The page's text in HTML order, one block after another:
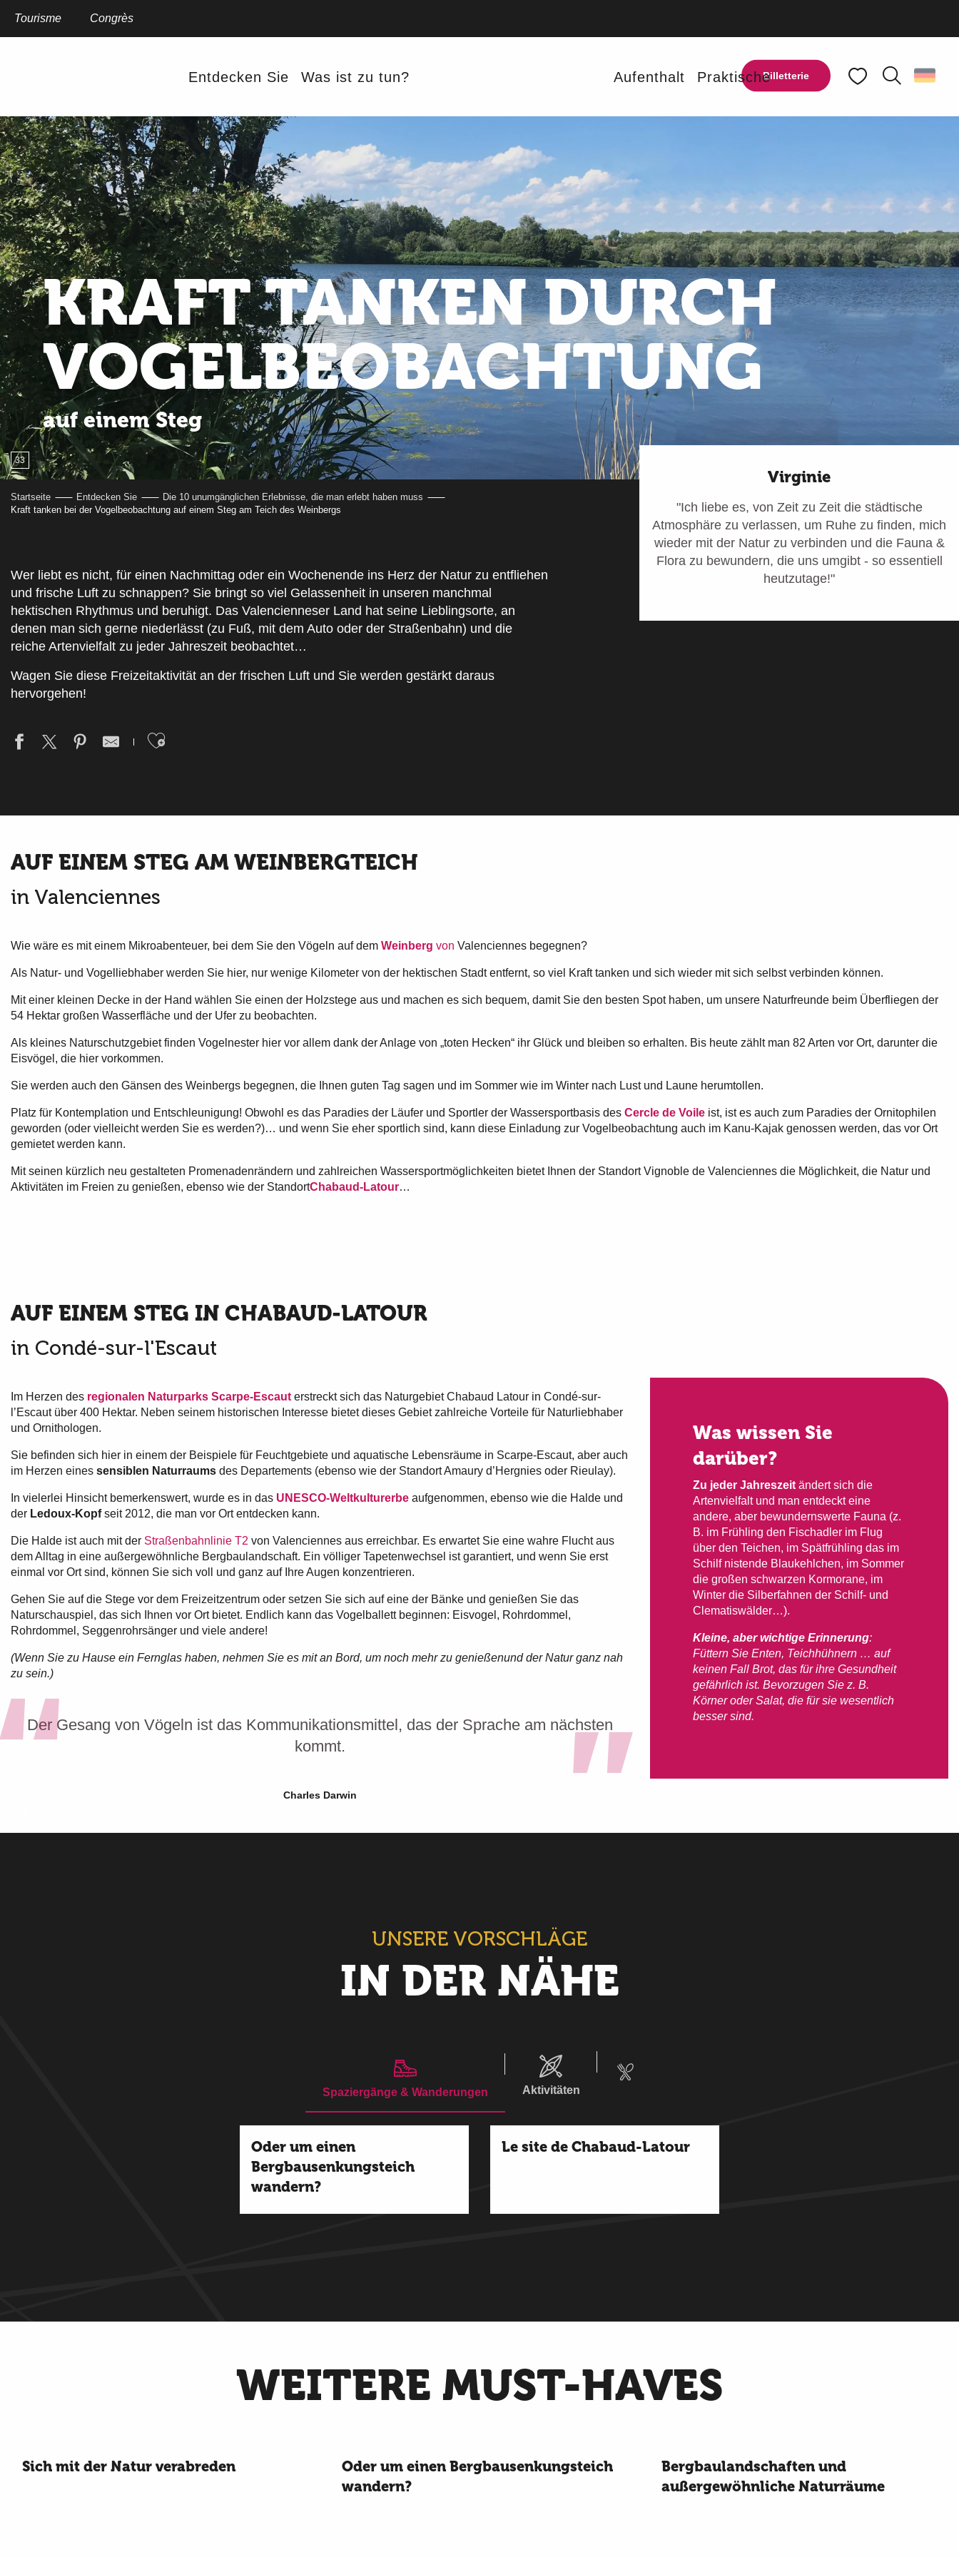
Billetterie
Tourisme Congrès
Entdecken Sie Was ist zu tun? Aufenthalt Praktische
KRAFT TANKEN DURCH
VOGELBEOBACHTUNG
auf einem Steg
33
Startseite Entdecken Sie
Die 10 unumgänglichen Erlebnisse, die man erlebt haben muss
Kraft tanken bei der Vogelbeobachtung auf einem Steg am Teich des Weinbergs
Wer liebt es nicht, für einen Nachmittag oder ein Wochenende ins Herz der Natur zu entfliehen
und frische Luft zu schnappen? Sie bringt so viel Gelassenheit in unseren manchmal
hektischen Rhythmus und beruhigt. Das Valencienneser Land hat seine Lieblingsorte, an
denen man sich gerne niederlässt (zu Fuß, mit dem Auto oder der Straßenbahn) und die
reiche Artenvielfalt zu jeder Jahreszeit beobachtet…
Wagen Sie diese Freizeitaktivität an der frischen Luft und Sie werden gestärkt daraus
hervorgehen!
Ajouter aux favoris
Virginie
"Ich liebe es, von Zeit zu Zeit die städtische
Atmosphäre zu verlassen, um Ruhe zu finden, mich
wieder mit der Natur zu verbinden und die Fauna &
Flora zu bewundern, die uns umgibt - so essentiell
heutzutage!"
AUF EINEM STEG AM WEINBERGTEICH
in Valenciennes
Wie wäre es mit einem Mikroabenteuer, bei dem Sie den Vögeln auf dem Weinberg von Valenciennes begegnen?
Als Natur- und Vogelliebhaber werden Sie hier, nur wenige Kilometer von der hektischen Stadt entfernt, so viel Kraft tanken und sich wieder mit sich selbst verbinden können.
Mit einer kleinen Decke in der Hand wählen Sie einen der Holzstege aus und machen es sich bequem, damit Sie den besten Spot haben, um unsere Naturfreunde beim Überfliegen der
54 Hektar großen Wasserfläche und der Ufer zu beobachten.
Als kleines Naturschutzgebiet finden Vogelnester hier vor allem dank der Anlage von „toten Hecken“ ihr Glück und bleiben so erhalten. Bis heute zählt man 82 Arten vor Ort, darunter die
Eisvögel, die hier vorkommen.
Sie werden auch den Gänsen des Weinbergs begegnen, die Ihnen guten Tag sagen und im Sommer wie im Winter nach Lust und Laune herumtollen.
Platz für Kontemplation und Entschleunigung! Obwohl es das Paradies der Läufer und Sportler der Wassersportbasis des Cercle de Voile ist, ist es auch zum Paradies der Ornitophilen
geworden (oder vielleicht werden Sie es werden?)… und wenn Sie eher sportlich sind, kann diese Einladung zur Vogelbeobachtung auch im Kanu-Kajak genossen werden, das vor Ort
gemietet werden kann.
Mit seinen kürzlich neu gestalteten Promenadenrändern und zahlreichen Wassersportmöglichkeiten bietet Ihnen der Standort Vignoble de Valenciennes die Möglichkeit, die Natur und
Aktivitäten im Freien zu genießen, ebenso wie der StandortChabaud-Latour…
AUF EINEM STEG IN CHABAUD-LATOUR
in Condé-sur-l'Escaut
Im Herzen des regionalen Naturparks Scarpe-Escaut erstreckt sich das Naturgebiet Chabaud Latour in Condé-sur-
l’Escaut über 400 Hektar. Neben seinem historischen Interesse bietet dieses Gebiet zahlreiche Vorteile für Naturliebhaber
und Ornithologen.
Sie befinden sich hier in einem der Beispiele für Feuchtgebiete und aquatische Lebensräume in Scarpe-Escaut, aber auch
im Herzen eines sensiblen Naturraums des Departements (ebenso wie der Standort Amaury d’Hergnies oder Rieulay).
In vielerlei Hinsicht bemerkenswert, wurde es in das UNESCO-Weltkulturerbe aufgenommen, ebenso wie die Halde und
der Ledoux-Kopfseit 2012, die man vor Ort entdecken kann.
Die Halde ist auch mit der Straßenbahnlinie T2 von Valenciennes aus erreichbar. Es erwartet Sie eine wahre Flucht aus
dem Alltag in eine außergewöhnliche Bergbaulandschaft. Ein völliger Tapetenwechsel ist garantiert, und wenn Sie erst
einmal vor Ort sind, können Sie sich voll und ganz auf Ihre Augen konzentrieren.
Gehen Sie auf die Stege vor dem Freizeitzentrum oder setzen Sie sich auf eine der Bänke und genießen Sie das
Naturschauspiel, das sich Ihnen vor Ort bietet. Endlich kann das Vogelballett beginnen: Eisvogel, Rohrdommel,
Rohrdommel, Seggenrohrsänger und viele andere!
(Wenn Sie zu Hause ein Fernglas haben, nehmen Sie es mit an Bord, um noch mehr zu genießenund der Natur ganz nah
zu sein.)
Was wissen Sie
darüber?
Zu jeder Jahreszeit ändert sich die
Artenvielfalt und man entdeckt eine
andere, aber bewundernswerte Fauna (z.
B. im Frühling den Fischadler im Flug
über den Teichen, im Spätfrühling das im
Schilf nistende Blaukehlchen, im Sommer
die großen schwarzen Kormorane, im
Winter die Silberfahnen der Schilf- und
Clematiswälder…).
Kleine, aber wichtige Erinnerung:
Füttern Sie Enten, Teichhühnern … auf
keinen Fall Brot, das für ihre Gesundheit
gefährlich ist. Bevorzugen Sie z. B.
Körner oder Salat, die für sie wesentlich
besser sind.
Der Gesang von Vögeln ist das Kommunikationsmittel, das der Sprache am nächsten
kommt.
Charles Darwin
UNSERE VORSCHLÄGE
IN DER NÄHE
Spaziergänge & Wanderungen Aktivitäten
Oder um einen
Bergbausenkungsteich
wandern?
Le site de Chabaud-Latour
WEITERE MUST-HAVES
Sich mit der Natur verabreden
Oder um einen Bergbausenkungsteich
wandern?
Bergbaulandschaften und
außergewöhnliche Naturräume